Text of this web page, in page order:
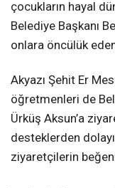
çocukların hayal
Belediye Başkanı
onlara öncülük
Akyazı Şehit Er
öğretmenleri de
Ürküş Aksun’a
desteklerden
ziyaretçilerin